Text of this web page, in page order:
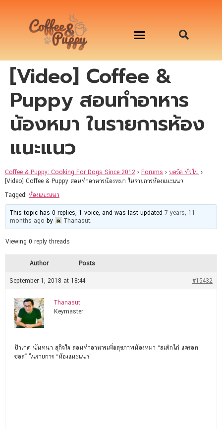
[Video] Coffee &
Puppy สอนทำอาหาร
น้องหมา ในรายการห้อง
แนะแนว
Coffee & Puppy: Cooking For Dogs Since 2012 › Forums › บอร์ด ทั่วไป ›
[Video] Coffee & Puppy สอนทำอาหารน้องหมา ในรายการห้องแนะแนว
Tagged: ห้องแนะแนว
This topic has 0 replies, 1 voice, and was last updated7 years, 11
months ago by Thanasut
Viewing 0 reply threads
Author Posts
September 1, 2018 at 18:44 #15432
Thanasut
Keymaster
ป้าเกศ นันทนา สุกิจใจ สอนทำอาหารเพื่อสุขภาพน้องหมา “สเต๊กไก่ แครอท
ซอส” ในรายการ “ห้องแนะแนว”